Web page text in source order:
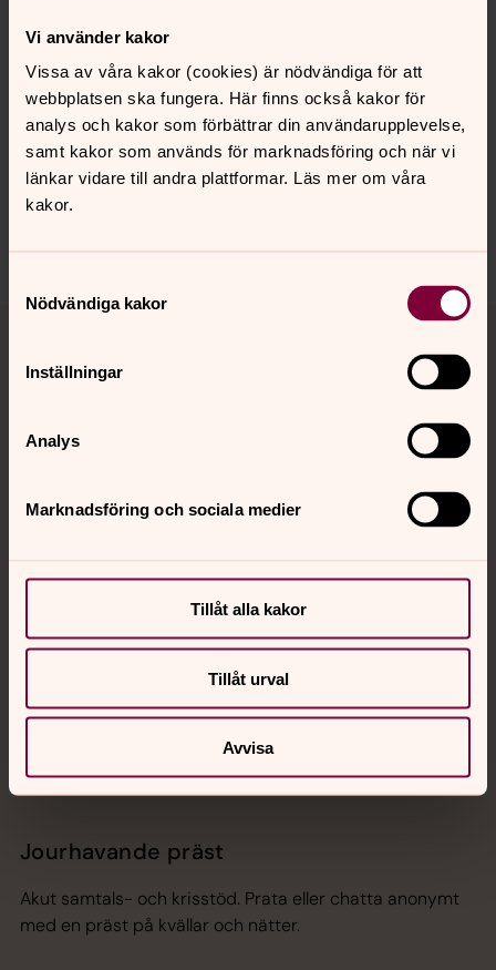
Vi använder kakor
Vissa av våra kakor (cookies) är nödvändiga för att
webbplatsen ska fungera. Här finns också kakor för
analys och kakor som förbättrar din användarupplevelse,
samt kakor som används för marknadsföring och när vi
länkar vidare till andra plattformar. Läs mer om våra
kakor.
Nödvändiga kakor
Inställningar
Analys
Marknadsföring och sociala medier
Tillåt alla kakor
Tillåt urval
Avvisa
Senast ändrad 29 juni 2026
Synpunkter eller frågor på sidans
innehåll?
gotene.pastorat@svenskakyrkan.se
Dela
Tillbaka till toppen
Tillbaka till innehållet
Kalender
Jourhavande präst
Akut samtals- och krisstöd. Prata eller chatta anonymt
med en präst på kvällar och nätter.